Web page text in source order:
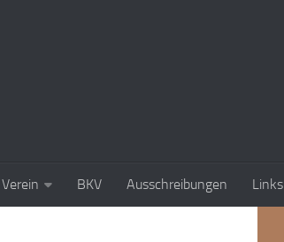
Verein BKV Ausschreibungen Links